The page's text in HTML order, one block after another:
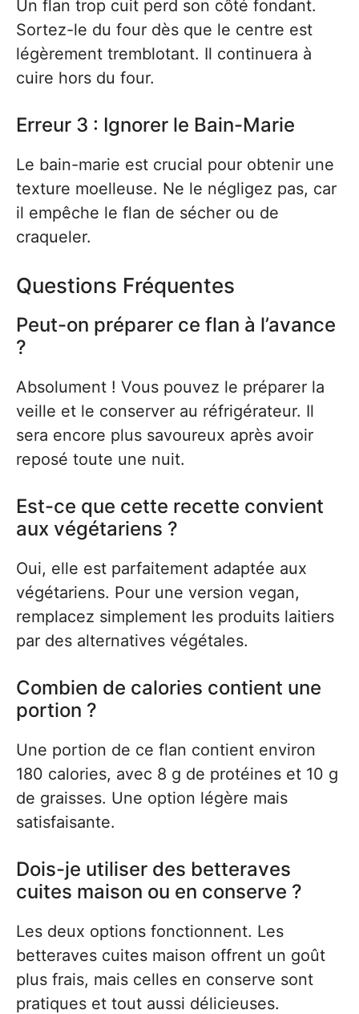
Un flan trop cuit perd son côté fondant.
Sortez-le du four dès que le centre est
légèrement tremblotant. Il continuera à
cuire hors du four.
Erreur 3 : Ignorer le Bain-Marie
Le bain-marie est crucial pour obtenir une
texture moelleuse. Ne le négligez pas, car
il empêche le flan de sécher ou de
craqueler.
Questions Fréquentes
Peut-on préparer ce flan à l’avance
?
Absolument ! Vous pouvez le préparer la
veille et le conserver au réfrigérateur. Il
sera encore plus savoureux après avoir
reposé toute une nuit.
Est-ce que cette recette convient
aux végétariens ?
Oui, elle est parfaitement adaptée aux
végétariens. Pour une version vegan,
remplacez simplement les produits laitiers
par des alternatives végétales.
Combien de calories contient une
portion ?
Une portion de ce flan contient environ
180 calories, avec 8 g de protéines et 10 g
de graisses. Une option légère mais
satisfaisante.
Dois-je utiliser des betteraves
cuites maison ou en conserve ?
Les deux options fonctionnent. Les
betteraves cuites maison offrent un goût
plus frais, mais celles en conserve sont
pratiques et tout aussi délicieuses.